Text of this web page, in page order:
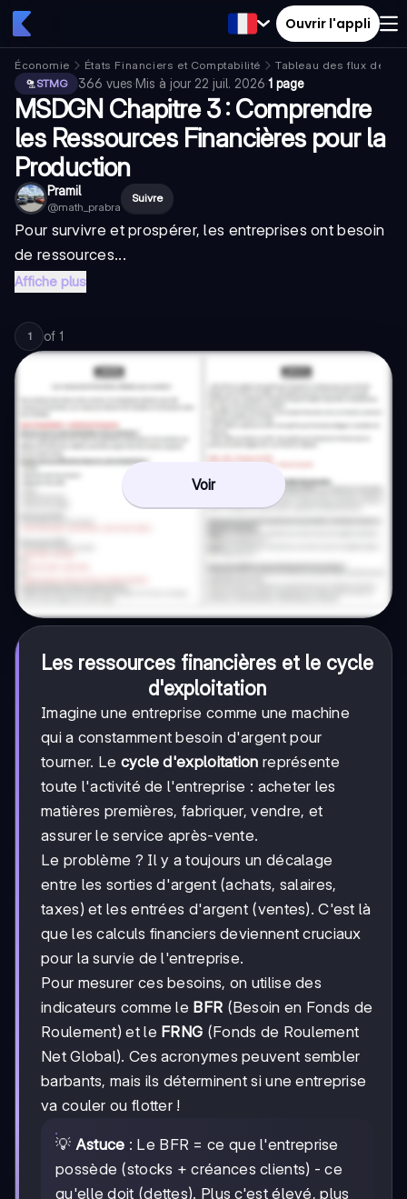
Ouvrir l'appli
Économie États Financiers et Comptabilité
Tableau des flux de
STMG
366 vues·Mis à jour 22 juil. 2026·1 page
MSDGN Chapitre 3 : Comprendre
les Ressources Financières pour la
Production
Pramil
@math_prabra
Suivre
Pour survivre et prospérer, les entreprises ont besoin
de ressources...
Affiche plus
1 of 1
Voir
Les ressources financières et le cycle
d'exploitation
Imagine une entreprise comme une machine
qui a constamment besoin d'argent pour
tourner. Le cycle d'exploitation représente
toute l'activité de l'entreprise : acheter les
matières premières, fabriquer, vendre, et
assurer le service après-vente.
Le problème ? Il y a toujours un décalage
entre les sorties d'argent (achats, salaires,
taxes) et les entrées d'argent (ventes). C'est là
que les calculs financiers deviennent cruciaux
pour la survie de l'entreprise.
Pour mesurer ces besoins, on utilise des
indicateurs comme le BFR (Besoin en Fonds de
Roulement) et le FRNG (Fonds de Roulement
Net Global). Ces acronymes peuvent sembler
barbants, mais ils déterminent si une entreprise
va couler ou flotter !
💡 Astuce : Le BFR = ce que l'entreprise
possède (stocks + créances clients) - ce
qu'elle doit (dettes). Plus c'est élevé, plus